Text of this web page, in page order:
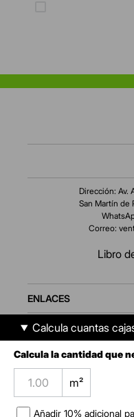
Calcula cuantas
Calcula la cantidad que
m²
Añadir 10% adicional
Dirección: Av.
San Martín de
Correo:
Libro
ENLACES
AMBIENTES
SERVICIO AL CLIENTE
NOSOTROS